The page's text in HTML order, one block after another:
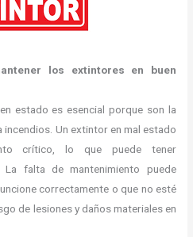
los extintores en buen
estado es esencial porque son la
Un extintor en mal estado
crítico, lo que puede tener
La falta de mantenimiento puede
correctamente o que no esté
de lesiones y daños materiales en